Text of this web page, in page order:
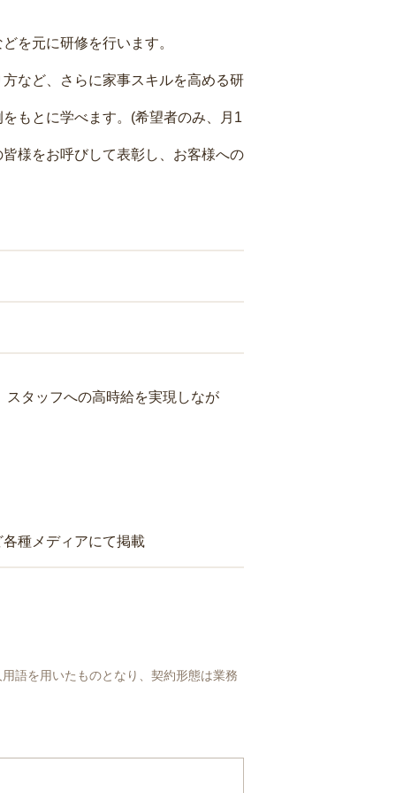
を元に研修を行います。
など、さらに家事スキルを高める研
もとに学べます。(希望者のみ、月1
様をお呼びして表彰し、お客様への
タッフへの高時給を実現しなが
種メディアにて掲載
語を用いたものとなり、契約形態は業務